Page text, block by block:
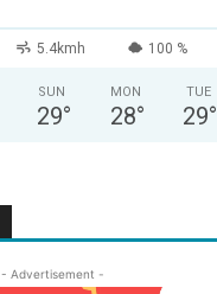
5.4kmh 100 %
SUN
29°
MON
28°
TUE
29°
- Advertisement -